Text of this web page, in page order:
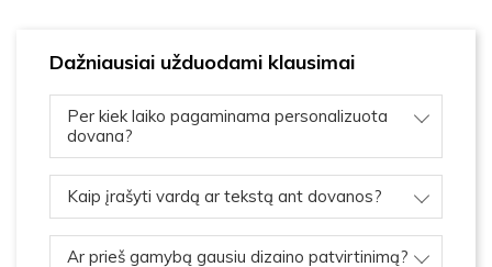
Dažniausiai užduodami klausimai
Per kiek laiko pagaminama personalizuota
dovana?
Kaip įrašyti vardą ar tekstą ant dovanos?
Ar prieš gamybą gausiu dizaino patvirtinimą?